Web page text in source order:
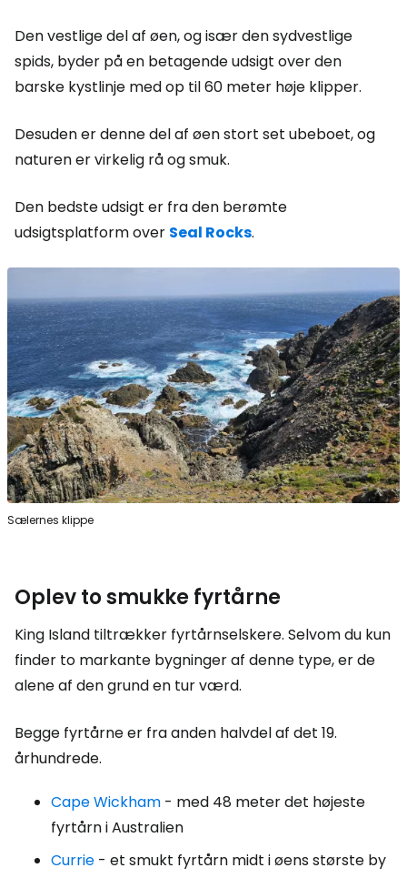
Den vestlige del af øen, og især den sydvestlige
spids, byder på en betagende udsigt over den
barske kystlinje med op til 60 meter høje klipper.
Desuden er denne del af øen stort set ubeboet, og
naturen er virkelig rå og smuk.
Den bedste udsigt er fra den berømte
udsigtsplatform over Seal Rocks.
Sælernes klippe
Oplev to smukke fyrtårne
King Island tiltrækker fyrtårnselskere. Selvom du kun
finder to markante bygninger af denne type, er de
alene af den grund en tur værd.
Begge fyrtårne er fra anden halvdel af det 19.
århundrede.
Cape Wickham - med 48 meter det højeste
fyrtårn i Australien
Currie - et smukt fyrtårn midt i øens største by